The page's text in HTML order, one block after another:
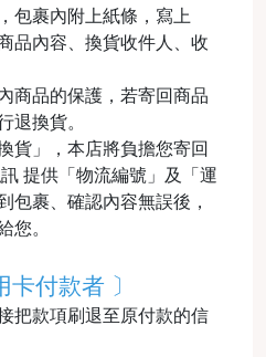
包裹內附上紙條，寫上
品內容、換貨收件人、收
商品的保護，若寄回商品
退換貨。
貨」，本店將負擔您寄回
提供「物流編號」及「運
包裹、確認內容無誤後，
。
付款者 〕
把款項刷退至原付款的信